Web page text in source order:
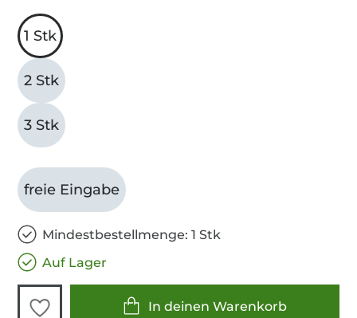
1 Stk
2 Stk
3 Stk
freie Eingabe
Mindestbestellmenge: 1 Stk
Auf Lager
In deinen Warenkorb